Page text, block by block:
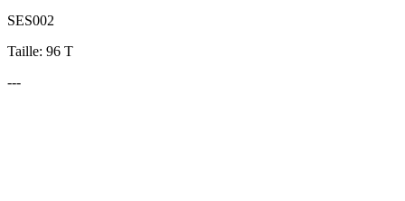
SES002
Taille: 96 T
---